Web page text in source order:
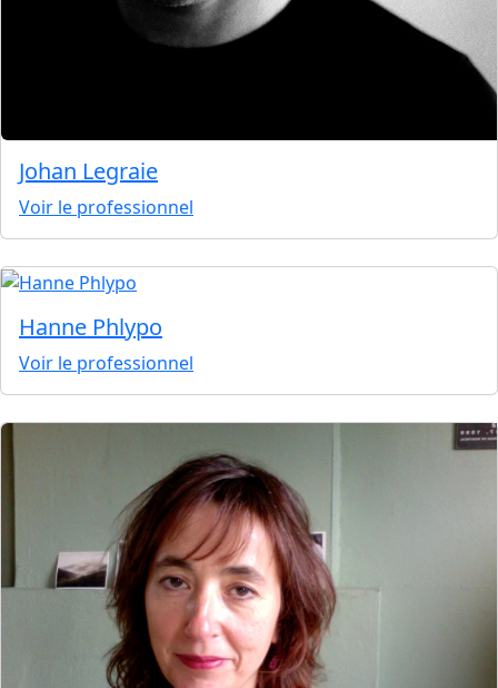
Johan Legraie
Voir le professionnel
Hanne Phlypo
Voir le professionnel